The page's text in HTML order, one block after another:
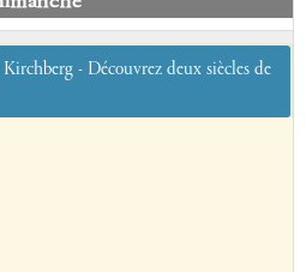
- Découvrez deux siècles de